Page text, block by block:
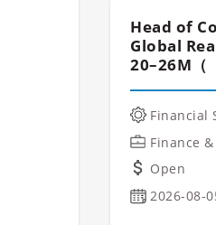
Head of
Global
20–26M（
Financial
Finance
Open
2026-08-